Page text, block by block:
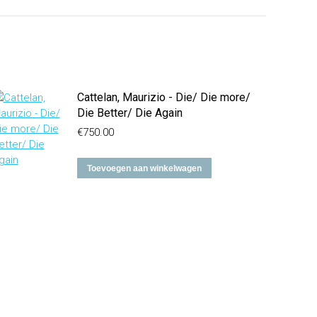
Cattelan, Maurizio - Die/ Die more/
Die Better/ Die Again
€750.00
Toevoegen aan winkelwagen